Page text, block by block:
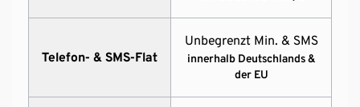
Telefon- & SMS-Flat
Unbegrenzt Min. & SMS
innerhalb Deutschlands &
der EU